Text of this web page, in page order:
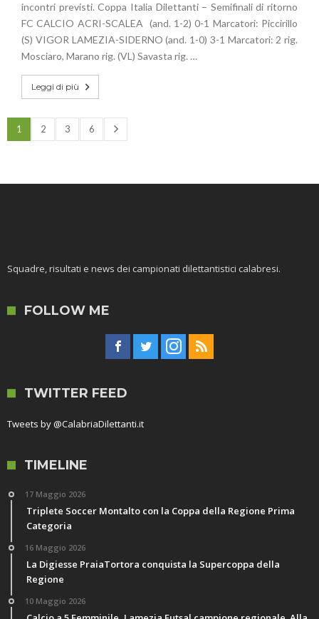
incontri previsti. Coppa Italia Dilettanti – Semifinali di ritorno
FC CALCIO ACRI-SCALEA (and. 1-2) 0-1 Marcatori: Piccirillo
(S) VIGOR LAMEZIA-SIDERNO (and. 1-0) 3-1 Marcatori: 2 rig.
Mosciaro, Marano rig. (VL) Savasta rig. …
Leggi di più
1 2 3 6
Squadre, risultati e news dei campionati dilettantistici calabresi.
FOLLOW ME
TWITTER FEED
Tweets by @CalabriaDilettanti.it
TIMELINE
17 Maggio 2026
Triplete Soccer Montalto con la Coppa della Regione Prima
Categoria
16 Maggio 2026
La Digiesse PraiaTortora conquista la Supercoppa della
Regione
10 Maggio 2026